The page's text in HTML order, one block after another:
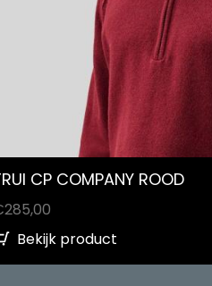
CP COMPANY ROOD
285,00
Bekijk product